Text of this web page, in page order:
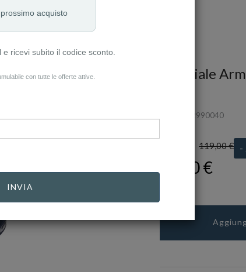
Bracciale
EGS2990040
119,00 € -
59,50 €
acquisto
ricevi subito il codice sconto.
con tutte le offerte attive.
INVIA